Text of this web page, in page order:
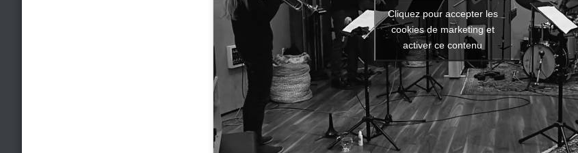
Cliquez pour accepter les
cookies de marketing et
activer ce contenu